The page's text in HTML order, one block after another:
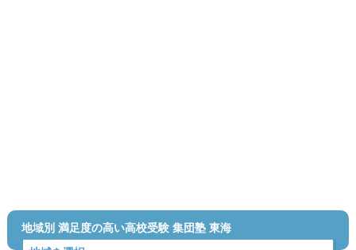
地域別 満足度の高い高校受験 集団塾 東海